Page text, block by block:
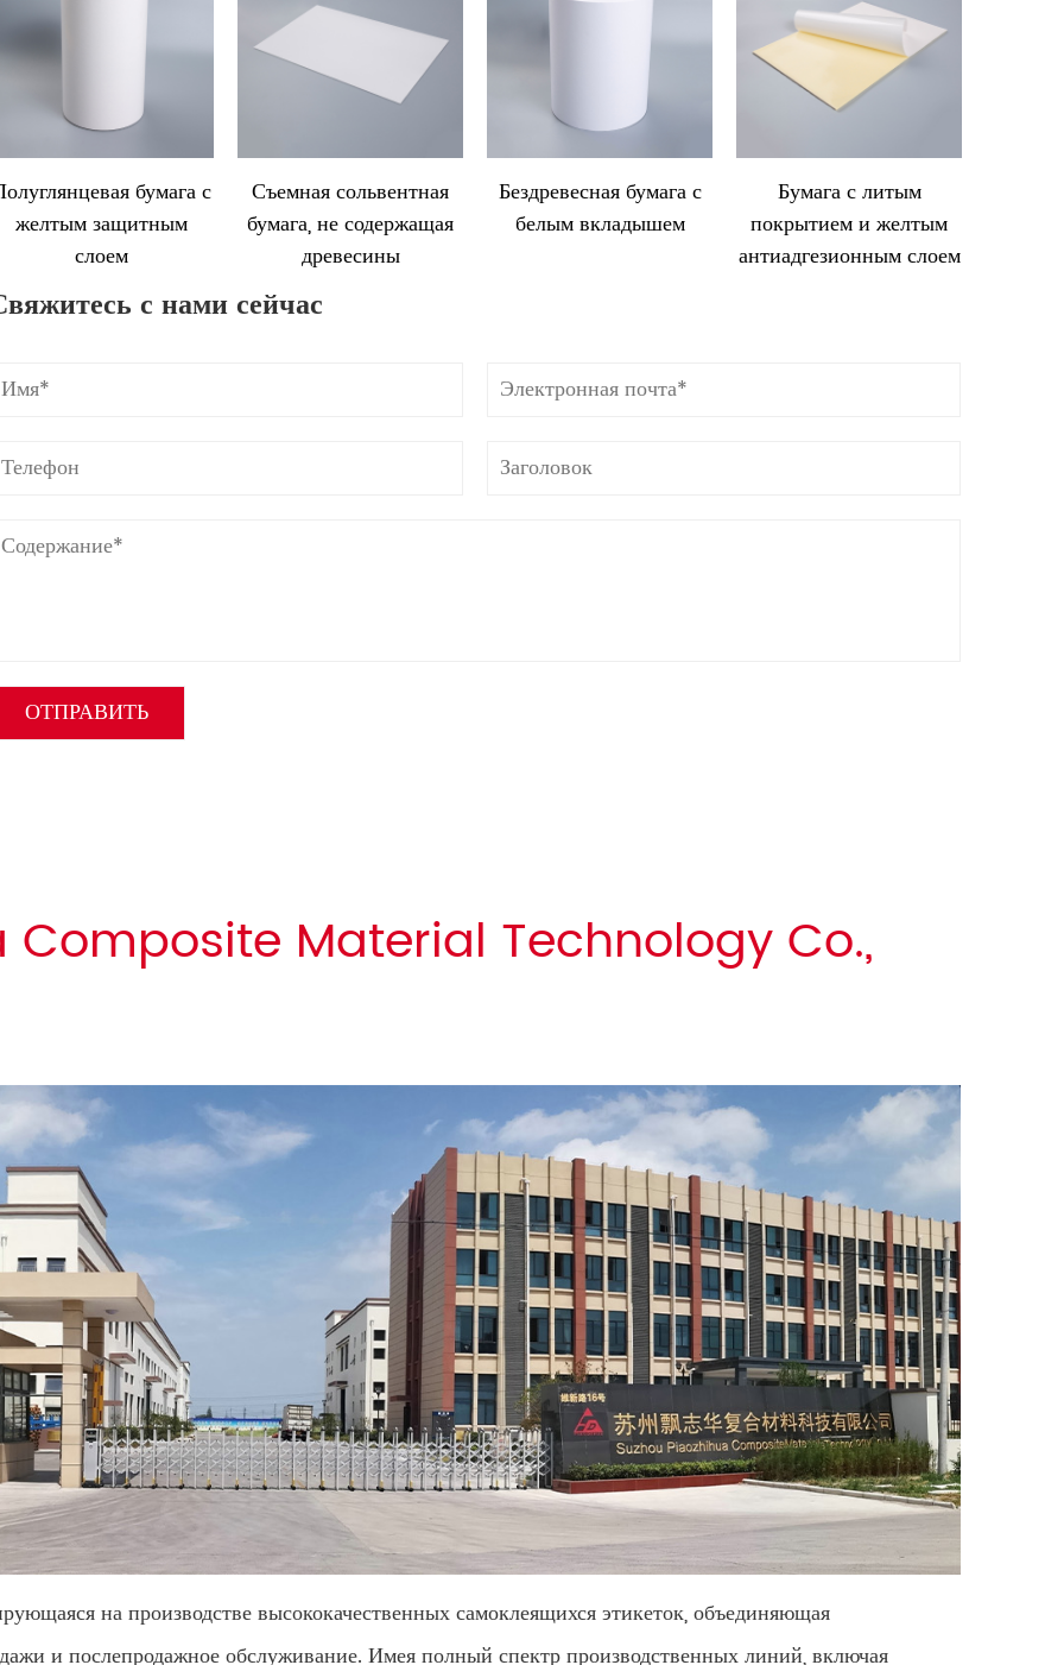
бумага с
желтым защитным
слоем
Съемная сольвентная
бумага, не содержащая
древесины
Бездревесная бумага с
белым вкладышем
Бумага с литым
покрытием и желтым
антиадгезионным слоем
с нами сейчас
Composite Material Technology Co.,
на производстве высококачественных самоклеящихся этикеток, объединяющая
и послепродажное обслуживание. Имея полный спектр производственных линий, включая